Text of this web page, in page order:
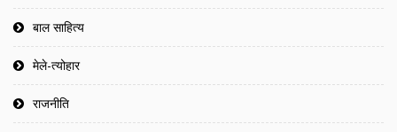
बाल साहित्य
मेले-त्योहार
राजनीति